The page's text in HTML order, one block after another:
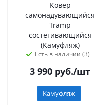
Ковёр
самонадувающийся
Tramp
состегивающийся
(Камуфляж)
Есть в наличии (3)
3 990 руб./шт
Камуфляж